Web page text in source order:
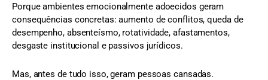
Porque ambientes emocionalmente adoecidos geram
consequências concretas: aumento de conflitos, queda de
desempenho, absenteísmo, rotatividade, afastamentos,
desgaste institucional e passivos jurídicos.
Mas, antes de tudo isso, geram pessoas cansadas.